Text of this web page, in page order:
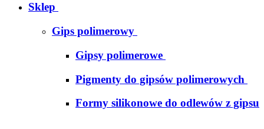
Sklep
Gips polimerowy
Gipsy polimerowe
Pigmenty do gipsów polimerowych
Formy silikonowe do odlewów z gipsu